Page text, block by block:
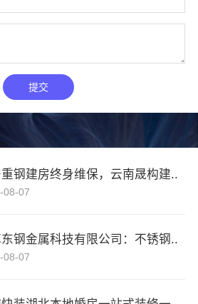
钢建房终身维保，云南晟构建..
08-07
钢金属科技有限公司：不锈钢..
08-07
提交